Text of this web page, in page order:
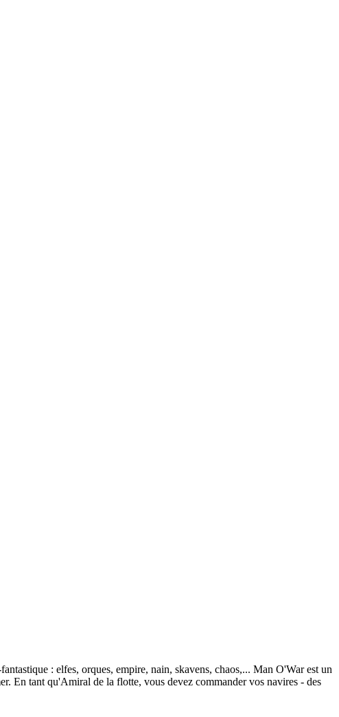
: elfes, orques, empire, nain, skavens, chaos,... Man O'War est un
En tant qu'Amiral de la flotte, vous devez commander vos navires - des